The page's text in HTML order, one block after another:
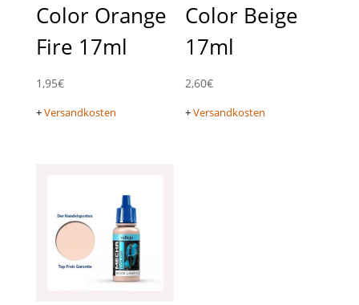
Color Orange
Fire 17ml
1,95€
+Versandkosten
Color Beige
17ml
2,60€
+Versandkosten